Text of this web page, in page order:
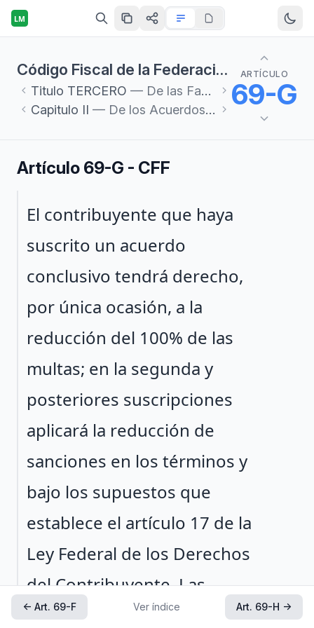
LM
Código Fiscal de la Federación
Titulo TERCERO — De las Facultades de las Autoridades Fiscales
Capitulo II — De los Acuerdos Conclusivos
ARTÍCULO
69-G
Artículo 69-G - CFF
Párrafo 1
El contribuyente que haya
suscrito un acuerdo
conclusivo tendrá derecho,
por única ocasión, a la
reducción del 100% de las
multas; en la segunda y
posteriores suscripciones
aplicará la reducción de
sanciones en los términos y
bajo los supuestos que
establece el artículo 17 de la
Ley Federal de los Derechos
del Contribuyente. Las
autoridades fiscales deberán
← Art. 69-F Ver índice Art. 69-H →